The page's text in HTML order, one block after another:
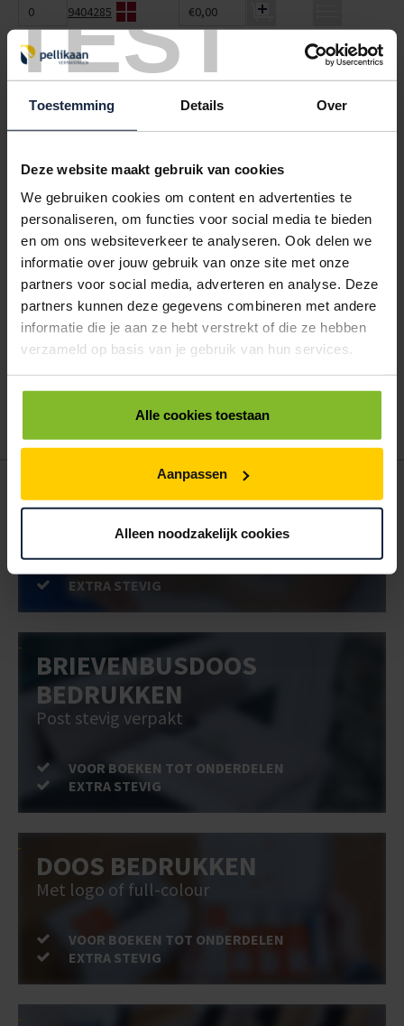
TEST
Toestemming Details Over
Deze website maakt gebruik van cookies
We gebruiken cookies om content en advertenties te
personaliseren, om functies voor social media te bieden
en om ons websiteverkeer te analyseren. Ook delen we
informatie over jouw gebruik van onze site met onze
partners voor social media, adverteren en analyse. Deze
partners kunnen deze gegevens combineren met andere
informatie die je aan ze hebt verstrekt of die ze hebben
verzameld op basis van je gebruik van hun services.
Alle cookies toestaan
Aanpassen
Alleen noodzakelijk cookies
9404285 €0,00
KABELBINDERS 368MM LANG / 7.6MM BREED ZWART
< 1000
1000
5000
€70,18
9404290 €0,00
KABELBINDERS 540MM LANG / 7.8MM BREED ZWART
< 5000
5000
10000
€135,22
€128,46 €121,70
ALLES BESTELLEN
Hoe werkt een bestellijst?
Wanneer u bent ingelogd, kunt u een eigen bestellijst maken.
POSTDOOS BEDRUKKEN
Voor een veilige verzending
EXTRA STEVIG
BRIEVENBUSDOOS
BEDRUKKEN
Post stevig verpakt
VOOR BOEKEN TOT ONDERDELEN
EXTRA STEVIG
DOOS BEDRUKKEN
Met logo of full-colour
VOOR BOEKEN TOT ONDERDELEN
EXTRA STEVIG